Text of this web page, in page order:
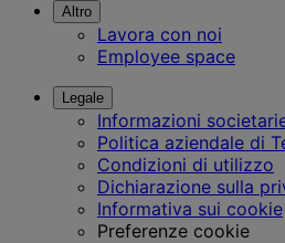
Altro
Lavora con noi
Employee space
Legale
Informazioni
Politica aziendale di
Condizioni di utilizzo
Dichiarazione sulla
Informativa sui cookie
Preferenze cookie